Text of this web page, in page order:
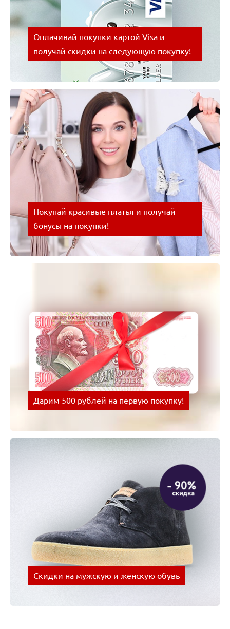
Оплачивай покупки картой Visa и
получай скидки на следующую покупку!
Оплачивай покупки картой Visa и получай скидки
на следующую покупку!
Покупай красивые платья и получай
бонусы на покупки!
Покупай красивые платья и получай бонусы на
покупки! Успевайте воспользоваться выгодным
предложением!
Дарим 500 рублей на первую покупку!
на следующую покупку!
Скидки на мужскую и женскую обувь
на следующую покупку! Оплачивай покупки